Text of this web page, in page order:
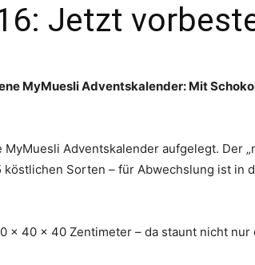
Jetzt
MyMuesli Adventskalender: Mit
Adventskalender aufgelegt. Der
Sorten – für Abwechslung ist in
x 40 x 40 Zentimeter – da staunt nicht